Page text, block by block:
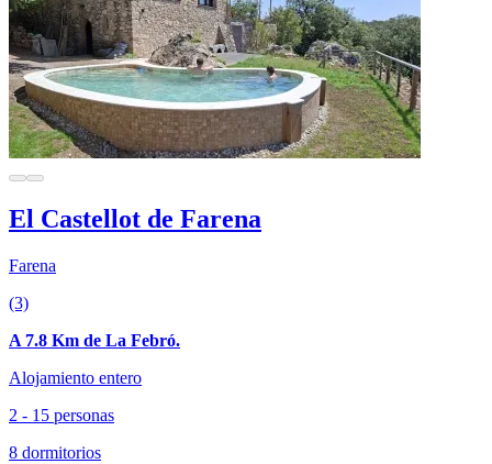
El Castellot de Farena
Farena
(3)
A 7.8 Km de La Febró.
Alojamiento entero
2 - 15 personas
8 dormitorios